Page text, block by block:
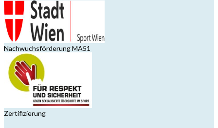
Nachwuchsförderung MA51
Zertifizierung